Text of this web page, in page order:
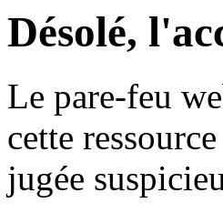
Désolé,
Le pare-feu
cette
jugée